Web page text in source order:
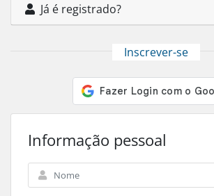
Já é registrado?
Inscrever-se
Informação pessoal